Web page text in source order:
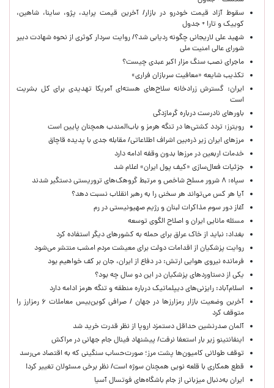
سقوط آزاد قیمت خودرو در بازار/ آخرین قیمت پراید، پژو، ساینا، شاهین،
کوییک و تارا + جدول
شهید علی لاریجانی چگونه ردیابی شد؟/ روایت سردار کوثری از نحوه شهادت دبیر
شورای عالی امنیت ملی
ماجرای نصب سنگ مزار اکبر عبدی چیست؟
تکذیب شایعه «معافیت سربازان فراری»
ایران: گسترش زرادخانه سلاح‌های هسته‌ای آمریکا تهدیدی برای کل بشریت
است
باورهای نادرست درباره گرمازدگی
رویترز: تردد کشتی‌ها در تنگه هرمز و باب‌المندب همچنان پایین است
مرزهای ایران زیر ذره‌بین اشراف اطلاعاتی/ مقابله جدی با پدیده قاچاق
خدمات اربعین در مرزها بدون وقفه ادامه دارد
جزئیات فعال‌سازی «کیف پول ایران» اعلام شد
سپاه: ۸ شرور مسلح شاخص و مرتبط گروهک‌های تروریستی دستگیر شدند
آیا هر کس می‌تواند هر سخنی را به رهبر انقلاب نسبت دهد؟
آغاز دور سوم مذاکرات لبنان و رژیم صهیونیستی در رم
مسئله مانایی ایران و اصلاح الگوی توسعه
بغداد: نباید از خاک عراق برای حمله به کشورهای دیگر استفاده کرد
روایت پزشکیان از اقدامات دولت برای معیشت مردم امشب منتشر می‌شود
فرمانده نیروی هوایی ارتش: در دفاع از ایران، جان بر کف خواهیم بود
یکی از دستاوردهای پزشکیان در این دو سال چه بود؟
اسلام‌آباد: رایزنی‌های دیپلماتیک درباره منطقه و تنگه هرمز ادامه دارد
آخرین وضعیت بازار رمزارزها در جهان / صرافی کوین‌بیس معاملات ۶ رمزارز را
متوقف کرد
آلمان صدرنشین حداقل دستمزد اروپا از نظر قدرت خرید شد
اینفانتینو زیر بار استعفا نرفت/ پیشنهاد فینال جام جهانی در مراکش
توقف طولانی کامیون‌ها پشت مرز؛ صورت‌حساب سنگینی که به اقتصاد می‌رسد
قطع همکاری با قلعه نویی همچنان سوژه است/ نظر برخی مسئولان تغییر کرد!
ایران به‌دنبال میزبانی از جام باشگاه‌های فوتسال آسیا